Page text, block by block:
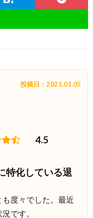
投稿日：2021.01.05
4.5
特化している退
度々でした。最近
です。